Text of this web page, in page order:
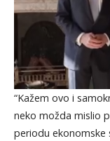
“Kažem ovo i
neko možda mislio
periodu ekonomske